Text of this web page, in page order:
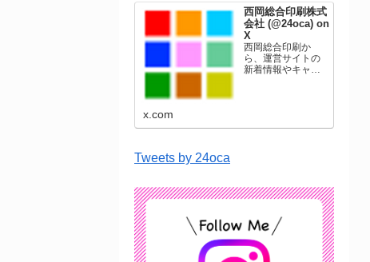
西岡総合印刷株式
会社 (@24oca) on
X
西岡総合印刷か
ら、運営サイトの
新着情報やキャン
ています。
x.com
Tweets by 24oca